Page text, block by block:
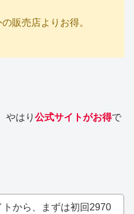
販売店よりお得。
やはり 公式サイトがお得で
から、まずは初回2970